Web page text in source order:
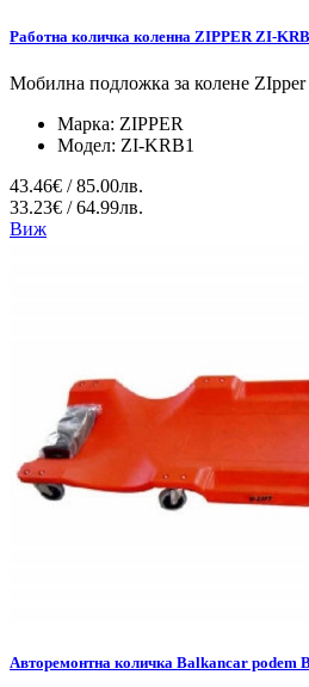
Работна количка коленна ZIPPER ZI-
Мобилна подложка за колене
Марка: ZIPPER
Модел: ZI-KRB1
43.46€ / 85.00лв.
33.23€ / 64.99лв.
Виж
Авторемонтна количка Balkancar podem